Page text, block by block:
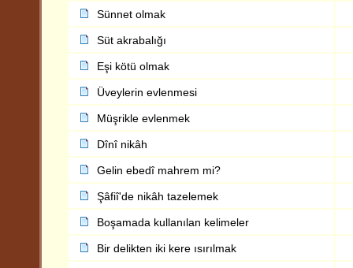
Sünnet olmak
Süt akrabalığı
Eşi kötü olmak
Üveylerin evlenmesi
Müşrikle evlenmek
Dînî nikâh
Gelin ebedî mahrem mi?
Şâfiî'de nikâh tazelemek
Boşamada kullanılan kelimeler
Bir delikten iki kere ısırılmak